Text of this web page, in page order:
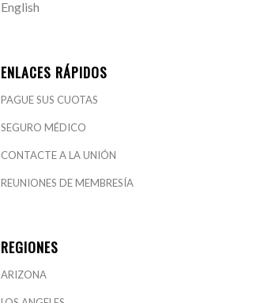
English
ENLACES RÁPIDOS
PAGUE SUS CUOTAS
SEGURO MÉDICO
CONTACTE A LA UNIÓN
REUNIONES DE MEMBRESÍA
REGIONES
ARIZONA